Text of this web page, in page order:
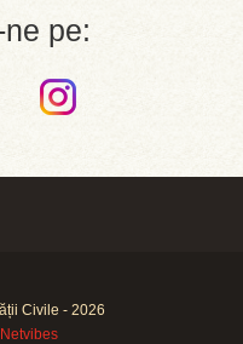
pe:
Civile - 2026
Netvibes